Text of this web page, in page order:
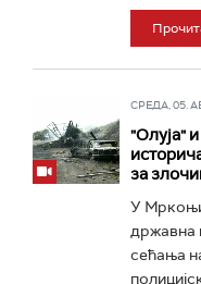
СРЕДА, 05.
"Олуја"
за
У
државна
сећања